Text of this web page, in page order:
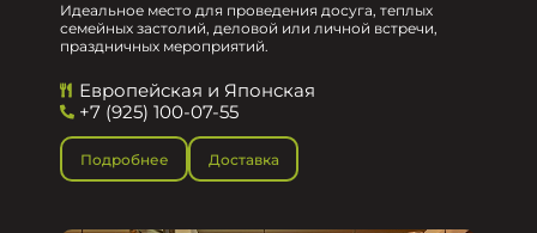
Идеальное место для проведения досуга, теплых
семейных застолий, деловой или личной встречи,
праздничных мероприятий.
Европейская и Японская
+7 (925) 100-07-55
Подробнее Доставка